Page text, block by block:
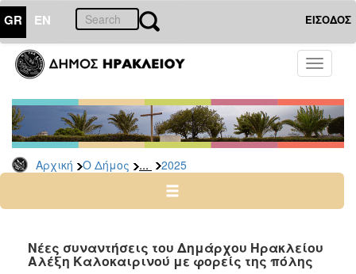
GR EN ΕΙΣΟΔΟΣ
Toggle
Αρχική Ο Δήμος ... 2025
ΔΗΜΟΣ
Δελτία
Τύπου
Αρχείο
2026
2024
2022
Νέες συναντήσεις του Δημάρχου Ηρακλείου
Αλέξη Καλοκαιρινού με φορείς της πόλης